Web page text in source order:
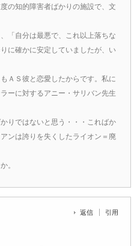
の知的障害者ばかりの施設で、文
「自分は最悪で、これ以上落ちな
に確かに安定していましたが、い
ＡＳ彼と恋愛したからです。私に
ーに対するアニー・サリバン先生
りではないと思う・・・こればか
ンは誇りを失くしたライオン＝廃
。
返信 引用